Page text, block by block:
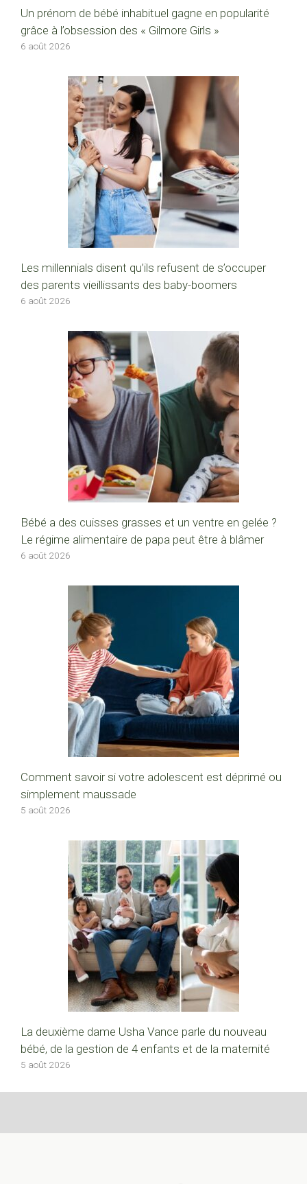
Un prénom de bébé inhabituel gagne en popularité
grâce à l’obsession des « Gilmore Girls »
6 août 2026
Les millennials disent qu’ils refusent de s’occuper
des parents vieillissants des baby-boomers
6 août 2026
Bébé a des cuisses grasses et un ventre en gelée ?
Le régime alimentaire de papa peut être à blâmer
6 août 2026
Comment savoir si votre adolescent est déprimé ou
simplement maussade
5 août 2026
La deuxième dame Usha Vance parle du nouveau
bébé, de la gestion de 4 enfants et de la maternité
5 août 2026